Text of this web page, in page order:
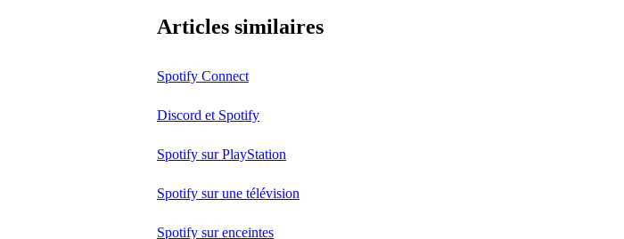
Articles similaires
Spotify Connect
Discord et Spotify
Spotify sur PlayStation
Spotify sur une télévision
Spotify sur enceintes